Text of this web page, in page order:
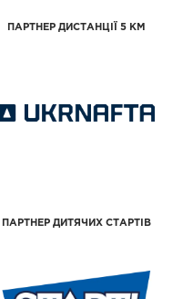
ПАРТНЕР ДИСТАНЦІЇ 5 КМ
ПАРТНЕР ДИТЯЧИХ СТАРТІВ